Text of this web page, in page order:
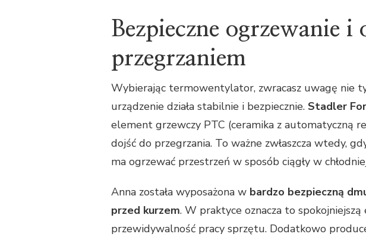
Bezpieczne ogrzewanie i
przegrzaniem
Wybierając termowentylator, zwracasz uwagę nie
urządzenie działa stabilnie i bezpiecznie. Stadler
element grzewczy PTC (ceramika z automatyczną
dojść do przegrzania. To ważne zwłaszcza wtedy,
ma ogrzewać przestrzeń w sposób ciągły w
Anna została wyposażona w bardzo bezpieczną
przed kurzem. W praktyce oznacza to
przewidywalność pracy sprzętu. Dodatkowo